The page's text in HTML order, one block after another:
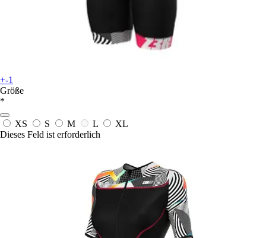
+-1
Größe
*
XS S M L
XL
Dieses Feld ist erforderlich